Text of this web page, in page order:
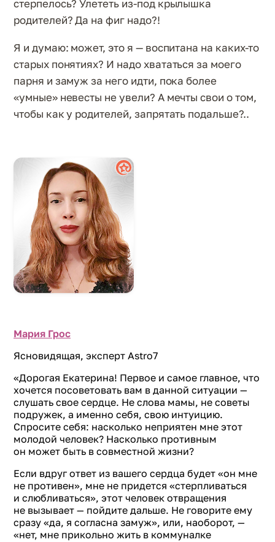
стерпелось? Улететь из-под крылышка
родителей? Да на фиг надо?!
Я и думаю: может, это я — воспитана на каких-то
старых понятиях? И надо хвататься за моего
парня и замуж за него идти, пока более
«умные» невесты не увели? А мечты свои о том,
чтобы как у родителей, запрятать подальше?..
Мария Грос
Ясновидящая, эксперт Astro7
«Дорогая Екатерина! Первое и самое главное, что
хочется посоветовать вам в данной ситуации —
слушать свое сердце. Не слова мамы, не советы
подружек, а именно себя, свою интуицию.
Спросите себя: насколько неприятен мне этот
молодой человек? Насколько противным
он может быть в совместной жизни?
Если вдруг ответ из вашего сердца будет «он мне
не противен», мне не придется «стерпливаться
и слюбливаться», этот человек отвращения
не вызывает — пойдите дальше. Не говорите ему
сразу «да, я согласна замуж», или, наоборот, —
«нет, мне прикольно жить в коммуналке